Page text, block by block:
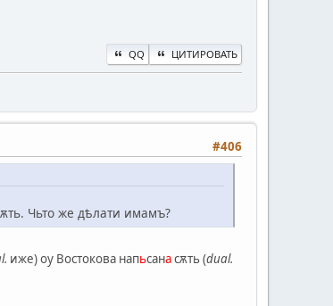
QQ ЦИТИРОВАТЬ
#406
Чьто же дѣлати имамъ?
иже) оу Востокова напьсанасѫть (dual.